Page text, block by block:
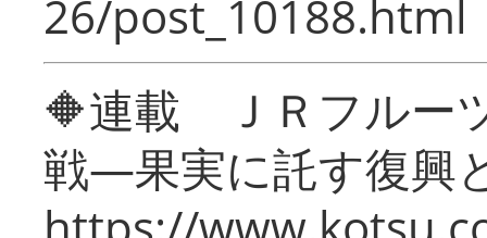
26/post_10188.html
🔶連載 ＪＲフルー
戦―果実に託す復興